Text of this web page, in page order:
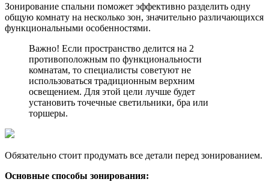
Зонирование спальни поможет эффективно разделить одну
общую комнату на несколько зон, значительно различающихся
функциональными особенностями.
Важно! Если пространство делится на 2
противоположным по функциональности
комнатам, то специалисты советуют не
использоваться традиционным верхним
освещением. Для этой цели лучше будет
установить точечные светильники, бра или
торшеры.
Обязательно стоит продумать все детали перед зонированием.
Основные способы зонирования: